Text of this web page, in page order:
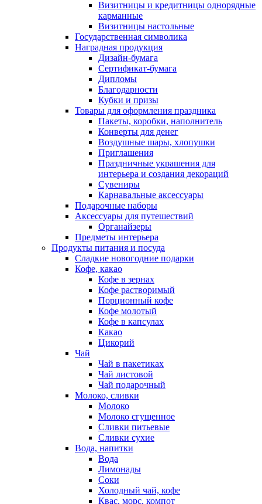
Визитницы и кредитницы однорядные
карманные
Визитницы настольные
Государственная символика
Наградная продукция
Дизайн-бумага
Сертификат-бумага
Дипломы
Благодарности
Кубки и призы
Товары для оформления праздника
Пакеты, коробки, наполнитель
Конверты для денег
Воздушные шары, хлопушки
Приглашения
Праздничные украшения для
интерьера и создания декораций
Сувениры
Карнавальные аксессуары
Подарочные наборы
Аксессуары для путешествий
Органайзеры
Предметы интерьера
Продукты питания и посуда
Сладкие новогодние подарки
Кофе, какао
Кофе в зернах
Кофе растворимый
Порционный кофе
Кофе молотый
Кофе в капсулах
Какао
Цикорий
Чай
Чай в пакетиках
Чай листовой
Чай подарочный
Молоко, сливки
Молоко
Молоко сгущенное
Сливки питьевые
Сливки сухие
Вода, напитки
Вода
Лимонады
Соки
Холодный чай, кофе
Квас, морс, компот